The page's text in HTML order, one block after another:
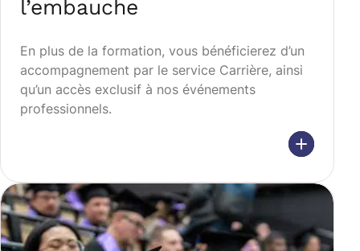
l’embauche
En plus de la formation, vous bénéficierez d’un
accompagnement par le service Carrière, ainsi
qu’un accès exclusif à nos événements
professionnels.